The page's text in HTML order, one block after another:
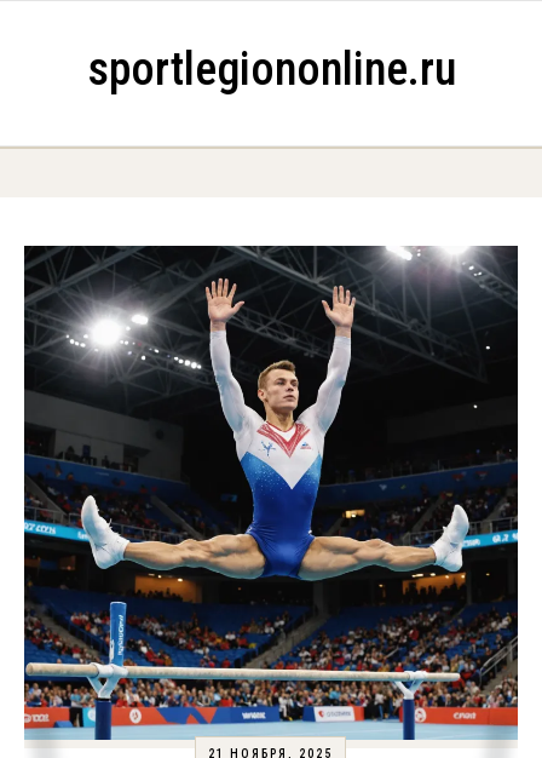
sportlegiononline.ru
21 НОЯБРЯ, 2025